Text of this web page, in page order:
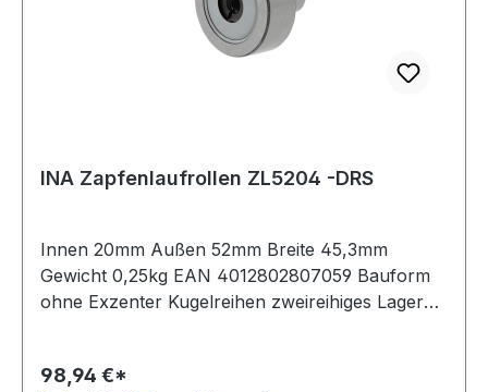
INA Zapfenlaufrollen ZL5204 -DRS
Innen 20mm Außen 52mm Breite 45,3mm
Gewicht 0,25kg EAN 4012802807059 Bauform
ohne Exzenter Kugelreihen zweireihiges Lager
schleifende Dichtung Temperaturbereich -20 bis
98,94 €*